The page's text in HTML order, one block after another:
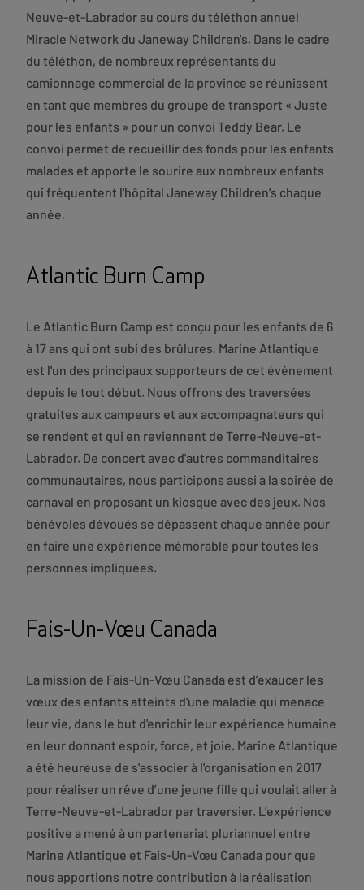
Neuve-et-Labrador au cours du téléthon annuel
Miracle Network du Janeway Children's. Dans le cadre
du téléthon, de nombreux représentants du
camionnage commercial de la province se réunissent
en tant que membres du groupe de transport « Juste
pour les enfants » pour un convoi Teddy Bear. Le
convoi permet de recueillir des fonds pour les enfants
malades et apporte le sourire aux nombreux enfants
qui fréquentent l'hôpital Janeway Children’s chaque
année.
Atlantic Burn Camp
Le Atlantic Burn Camp est conçu pour les enfants de 6
à 17 ans qui ont subi des brûlures. Marine Atlantique
est l'un des principaux supporteurs de cet événement
depuis le tout début. Nous offrons des traversées
gratuites aux campeurs et aux accompagnateurs qui
se rendent et qui en reviennent de Terre-Neuve-et-
Labrador. De concert avec d'autres commanditaires
communautaires, nous participons aussi à la soirée de
carnaval en proposant un kiosque avec des jeux. Nos
bénévoles dévoués se dépassent chaque année pour
en faire une expérience mémorable pour toutes les
personnes impliquées.
Fais-Un-Vœu Canada
La mission de Fais-Un-Vœu Canada est d’exaucer les
vœux des enfants atteints d'une maladie qui menace
leur vie, dans le but d'enrichir leur expérience humaine
en leur donnant espoir, force, et joie. Marine Atlantique
a été heureuse de s'associer à l'organisation en 2017
pour réaliser un rêve d’une jeune fille qui voulait aller à
Terre-Neuve-et-Labrador par traversier. L’expérience
positive a mené à un partenariat pluriannuel entre
Marine Atlantique et Fais-Un-Vœu Canada pour que
nous apportions notre contribution à la réalisation